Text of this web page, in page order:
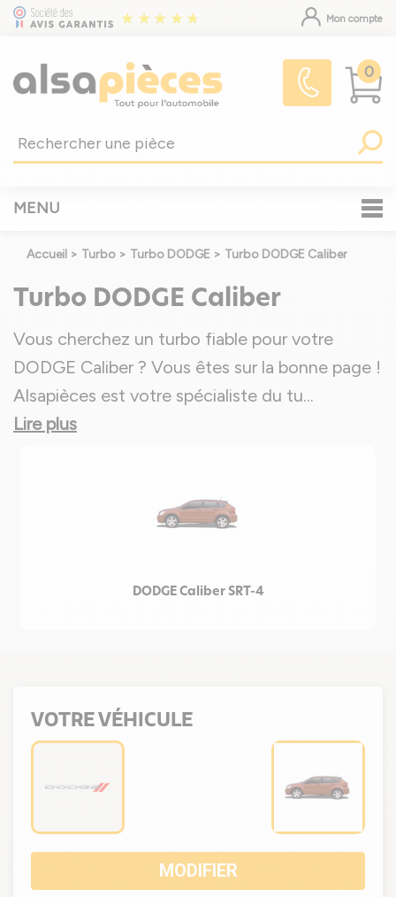
Mon compte
0
MENU
Accueil > Turbo > Turbo DODGE > Turbo DODGE Caliber
Turbo DODGE Caliber
Vous cherchez un turbo fiable pour votre
DODGE Caliber ? Vous êtes sur la bonne page !
Alsapièces est votre spécialiste du tu...
Lire plus
DODGE Caliber SRT-4
VOTRE VÉHICULE
MODIFIER